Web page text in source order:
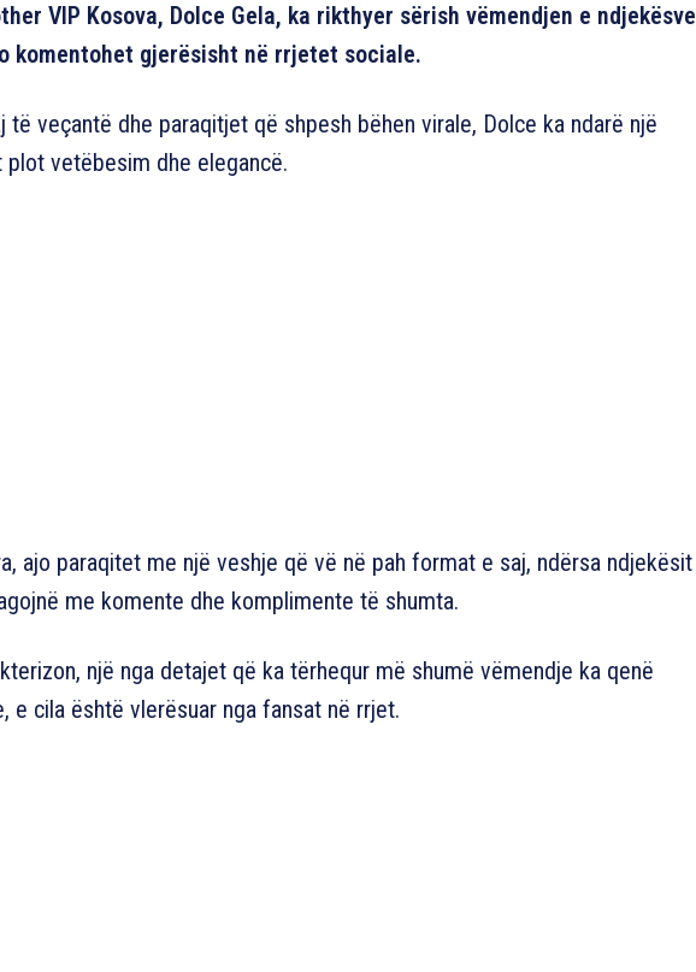
VIP Kosova, Dolce Gela, ka rikthyer sërish vëmendjen e ndjekësve
komentohet gjerësisht në rrjetet sociale.
të veçantë dhe paraqitjet që shpesh bëhen virale, Dolce ka ndarë një
vetëbesim dhe elegancë.
ajo paraqitet me një veshje që vë në pah format e saj, ndërsa ndjekësit
me komente dhe komplimente të shumta.
një nga detajet që ka tërhequr më shumë vëmendje ka qenë
e cila është vlerësuar nga fansat në rrjet.